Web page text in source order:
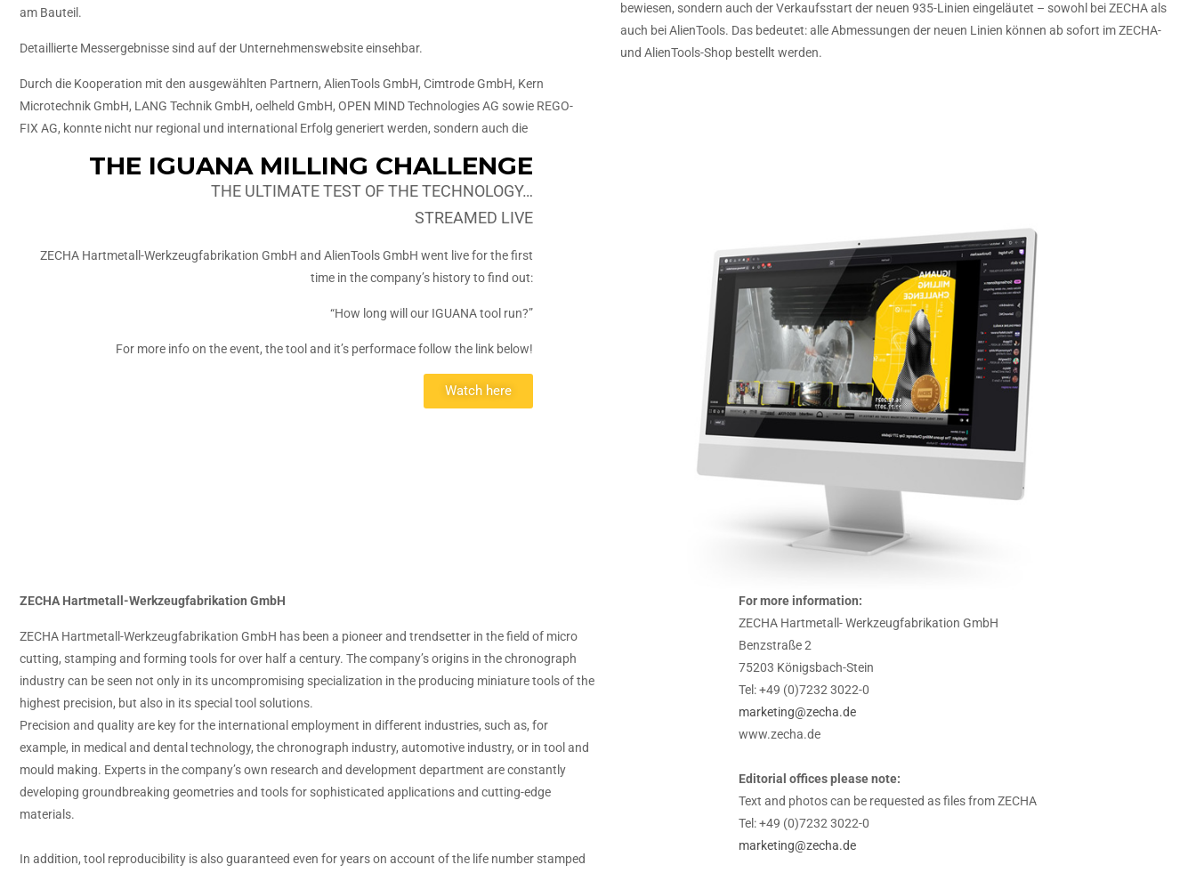
am Bauteil.
Detaillierte Messergebnisse sind auf der Unternehmenswebsite einsehbar.
Durch die Kooperation mit den ausgewählten Partnern, AlienTools GmbH, Cimtrode GmbH, Kern
Microtechnik GmbH, LANG Technik GmbH, oelheld GmbH, OPEN MIND Technologies AG sowie REGO-
FIX AG, konnte nicht nur regional und international Erfolg generiert werden, sondern auch die
bewiesen, sondern auch der Verkaufsstart der neuen 935-Linien eingeläutet – sowohl bei ZECHA als
auch bei AlienTools. Das bedeutet: alle Abmessungen der neuen Linien können ab sofort im ZECHA-
und AlienTools-Shop bestellt werden.
THE IGUANA MILLING CHALLENGE
THE ULTIMATE TEST OF THE TECHNOLOGY…
STREAMED LIVE
ZECHA Hartmetall-Werkzeugfabrikation GmbH and AlienTools GmbH went live for the first
time in the company’s history to find out:
“How long will our IGUANA tool run?”
For more info on the event, the tool and it’s performace follow the link below!
Watch here
ZECHA Hartmetall-Werkzeugfabrikation GmbH
ZECHA Hartmetall-Werkzeugfabrikation GmbH has been a pioneer and trendsetter in the field of micro
cutting, stamping and forming tools for over half a century. The company’s origins in the chronograph
industry can be seen not only in its uncompromising specialization in the producing miniature tools of the
highest precision, but also in its special tool solutions.
Precision and quality are key for the international employment in different industries, such as, for
example, in medical and dental technology, the chronograph industry, automotive industry, or in tool and
mould making. Experts in the company’s own research and development department are constantly
developing groundbreaking geometries and tools for sophisticated applications and cutting-edge
materials.
In addition, tool reproducibility is also guaranteed even for years on account of the life number stamped
For more information:
ZECHA Hartmetall- Werkzeugfabrikation GmbH
Benzstraße 2
75203 Königsbach-Stein
Tel: +49 (0)7232 3022-0
marketing@zecha.de
www.zecha.de
Editorial offices please note:
Text and photos can be requested as files from ZECHA
Tel: +49 (0)7232 3022-0
marketing@zecha.de